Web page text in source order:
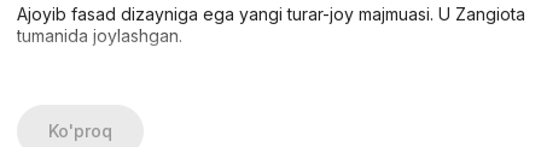
Ajoyib fasad dizayniga ega yangi turar-joy majmuasi. U Zangiota
tumanida joylashgan.
xohishingizga qarab ta'mirlashni amalga oshiradi. Uy avtonom
Ko'proq